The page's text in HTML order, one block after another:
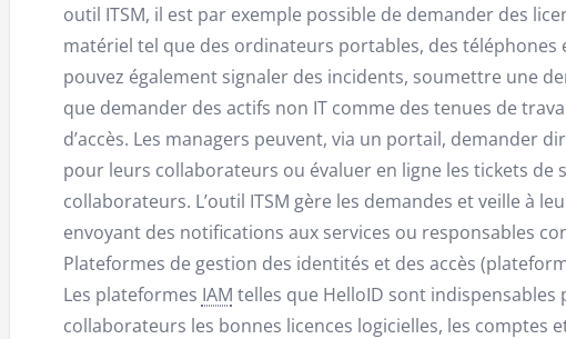
outil ITSM, il est par exemple possible de demander des
matériel tel que des ordinateurs portables, des téléphones
pouvez également signaler des incidents, soumettre une
que demander des actifs non IT comme des tenues de
d’accès. Les managers peuvent, via un portail, demander
pour leurs collaborateurs ou évaluer en ligne les tickets de
collaborateurs. L’outil ITSM gère les demandes et veille à
envoyant des notifications aux services ou responsables
Plateformes de gestion des identités et des accès
Les plateformes IAM telles que HelloID sont
collaborateurs les bonnes licences logicielles, les comptes